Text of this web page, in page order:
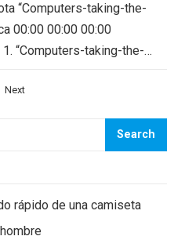
“Computers-taking-the-
00:00 00:00 00:00
“Computers-taking-the-
attitudes about…
Next
Search
rápido de una camiseta